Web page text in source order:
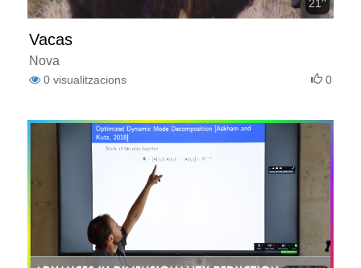
21''
Vacas
Nova
0 visualitzacions 0